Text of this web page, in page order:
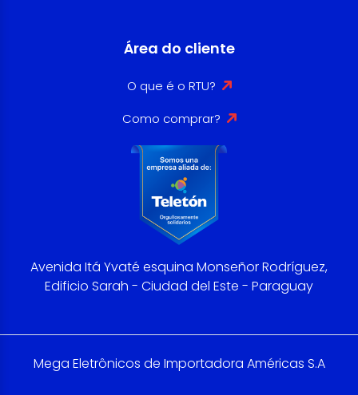
Área do cliente
O que é o RTU?
Como comprar?
Avenida Itá Yvaté esquina Monseñor Rodríguez,
Edificio Sarah - Ciudad del Este - Paraguay
Mega Eletrônicos de Importadora Américas S.A